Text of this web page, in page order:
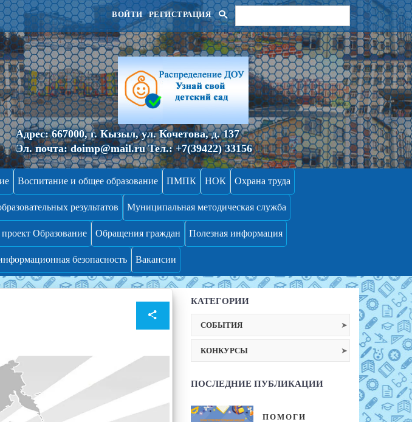
ВОЙТИ РЕГИСТРАЦИЯ
Адрес:667000, г. Кызыл, ул. Кочетова, д. 137
Эл. почта:doimp@mail.ruТел.:+7(39422) 33156
Воспитание и общее образование ПМПК НОК Охрана труда
результатов Муниципальная методическая служба
Образование Обращения граждан Полезная информация
безопасность Вакансии
КАТЕГОРИИ
СОБЫТИЯ
КОНКУРСЫ
ПОСЛЕДНИЕ ПУБЛИКАЦИИ
ПОМОГИ